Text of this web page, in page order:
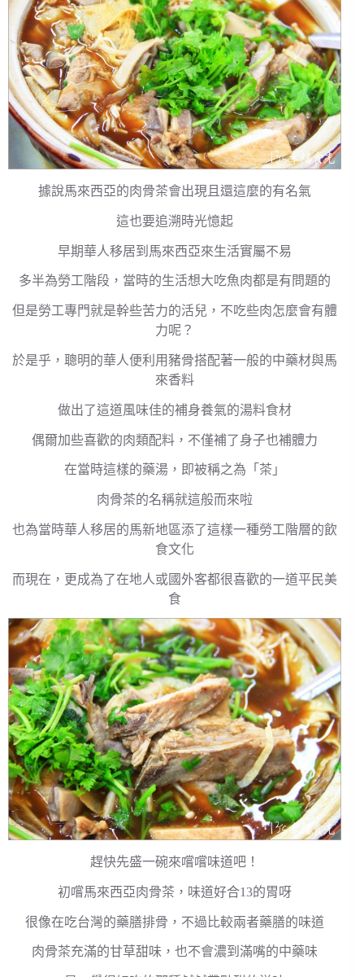
據說馬來西亞的肉骨茶會出現且還這麼的有名氣
這也要追溯時光憶起
早期華人移居到馬來西亞來生活實屬不易
多半為勞工階段，當時的生活想大吃魚肉都是有問題的
但是勞工專門就是幹些苦力的活兒，不吃些肉怎麼會有體
力呢？
於是乎，聰明的華人便利用豬骨搭配著一般的中藥材與馬
來香料
做出了這道風味佳的補身養氣的湯料食材
偶爾加些喜歡的肉類配料，不僅補了身子也補體力
在當時這樣的藥湯，即被稱之為「茶」
肉骨茶的名稱就這般而來啦
也為當時華人移居的馬新地區添了這樣一種勞工階層的飲
食文化
而現在，更成為了在地人或國外客都很喜歡的一道平民美
食
趕快先盛一碗來嚐嚐味道吧！
初嚐馬來西亞肉骨茶，味道好合13的胃呀
很像在吃台灣的藥膳排骨，不過比較兩者藥膳的味道
肉骨茶充滿的甘草甜味，也不會濃到滿嘴的中藥味